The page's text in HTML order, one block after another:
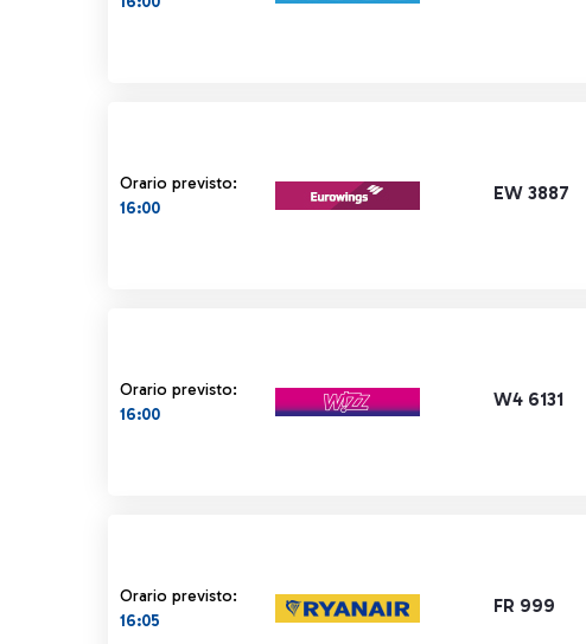
Orario previsto:
16:00
EW 3887
Orario previsto:
16:00
W4 6131
Orario previsto:
16:05
FR 999